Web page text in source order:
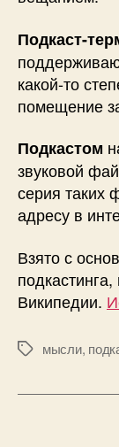
Подкаст-
какой-то
помещение
Подкастом
звуковой
серия таких
адресу в
Взято с
Википедии.
Меткимысли,